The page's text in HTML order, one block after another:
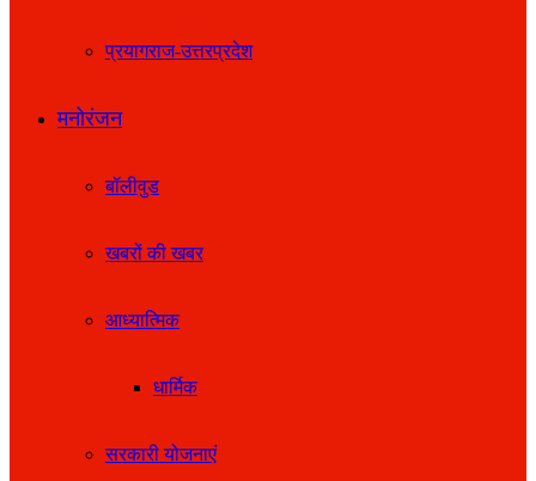
प्रयागराज-उत्तरप्रदेश
मनोरंजन
बॉलीवुड
खबरों की खबर
आध्यात्मिक
धार्मिक
सरकारी योजनाएं